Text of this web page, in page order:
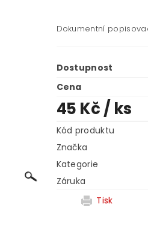
Dokumentní
Dostupnost
Cena
45 Kč/ ks
Kód produktu
Značka
Kategorie
Záruka
Tisk